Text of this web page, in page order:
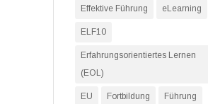
Effektive Führung eLearning
ELF10
Erfahrungsorientiertes Lernen
(EOL)
EU Fortbildung Führung